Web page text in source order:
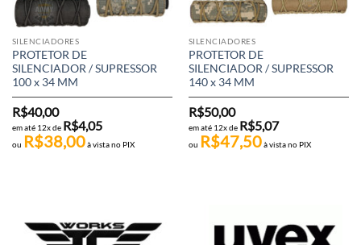
SILENCIADORES
PROTETOR DE
SILENCIADOR / SUPRESSOR
100 x 34 MM
R$40,00
em até 12x de R$4,05
ou R$38,00à vista no PIX
SILENCIADORES
PROTETOR DE
SILENCIADOR / SUPRESSOR
140 x 34 MM
R$50,00
em até 12x de R$5,07
ou R$47,50à vista no PIX